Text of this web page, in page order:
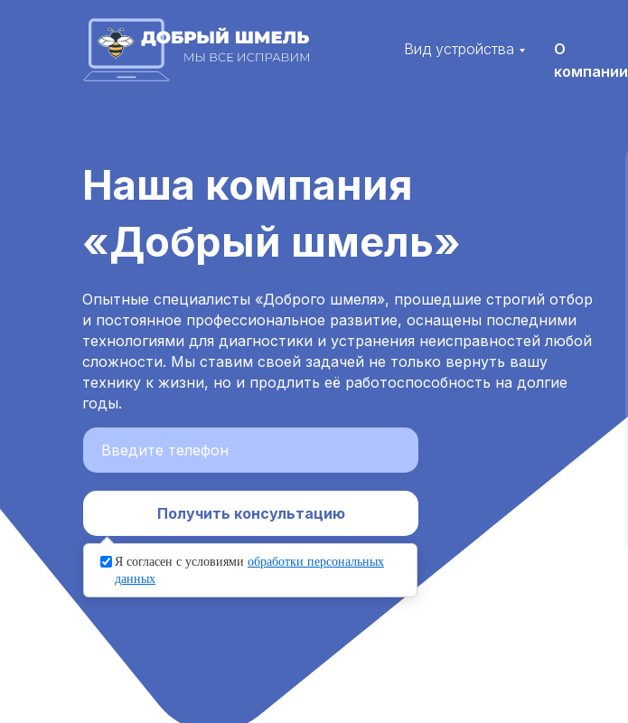
Вид устройства
О
компании
Наша компания
«Добрый шмель»
Опытные специалисты «Доброго шмеля», прошедшие строгий отбор
и постоянное профессиональное развитие, оснащены последними
технологиями для диагностики и устранения неисправностей любой
сложности. Мы ставим своей задачей не только вернуть вашу
технику к жизни, но и продлить её работоспособность на долгие
годы.
Получить консультацию
Я согласен с условиями обработки персональных
данных